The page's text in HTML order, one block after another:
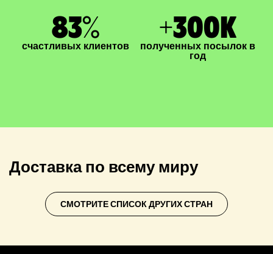
83%
счастливых клиентов
+300K
полученных посылок в
год
Доставка по всему миру
СМОТРИТЕ СПИСОК ДРУГИХ СТРАН